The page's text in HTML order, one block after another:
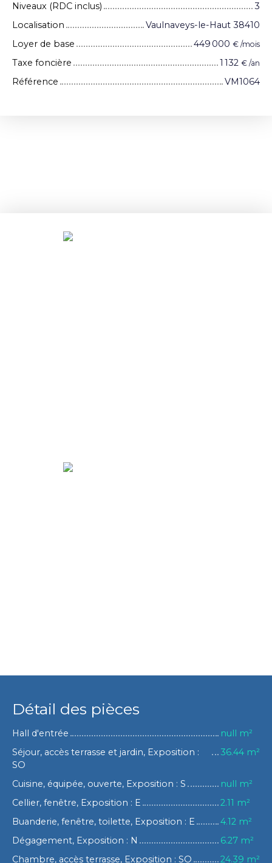
Niveaux (RDC inclus)
3
Localisation
Vaulnaveys-le-Haut 38410
Loyer de base
449 000 € /mois
Taxe foncière 1 132 € /an
Référence VM1064
Détail des pièces
Hall d'entrée
null m²
Séjour, accès terrasse et jardin, Exposition :
SO
36.44 m²
Cuisine, équipée, ouverte, Exposition : S
null m²
Cellier, fenêtre, Exposition : E
2.11 m²
Buanderie, fenêtre, toilette, Exposition : E
4.12 m²
Dégagement, Exposition : N
6.27 m²
Chambre, accès terrasse, Exposition : SO
24.39 m²